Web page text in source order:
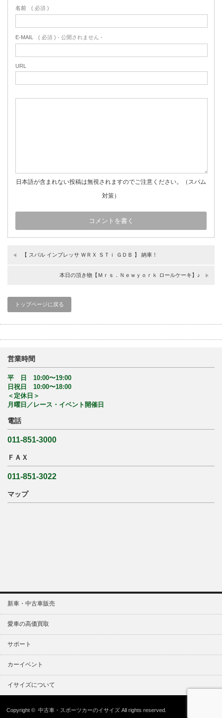
名前 ( 必須 )
E-MAIL ( 必須 ) - 公開されません -
URL
日本語が含まれない投稿は無視されますのでご注意ください。（スパム
対策）
【 スバル インプレッサ ＷＲＸ ＳＴｉ ＧＤＢ 】 納車！
本日の頂き物【Ｍｒｓ．Ｎｅｗｙｏｒｋ ロールケーキ】♪
トップページに戻る
営業時間
平 日 10:00〜19:00
日祝日 10:00〜18:00
＜定休日＞
月曜日／レース・イベント開催日
電話
011-851-3000
ＦＡＸ
011-851-3022
マップ
新車・中古車販売
愛車の高価買取
サポート
カーイベント
イサイズについて
Copyright ©中古車・スポーツカーのイサイズ All rights reserved.